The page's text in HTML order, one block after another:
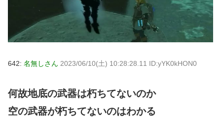
642: 名無しさん 2023/06/10(土) 10:28:28.11 ID:yYK0kHON0
何故地底の武器は朽ちてないのか
空の武器が朽ちてないのはわかる